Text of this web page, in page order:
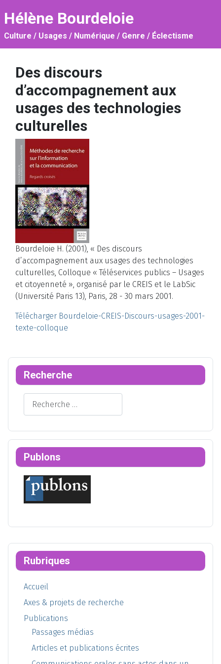
Hélène Bourdeloie
Culture / Usages / Numérique / Genre / Éclectisme
Rubriques
Accueil
Axes & projets de recherche
Publications
Passages médias
Articles et publications écrites
Des discours
d’accompagnement aux
usages des technologies
culturelles
Bourdeloie H. (2001), « Des discours
d’accompagnement aux usages des technologies
culturelles, Colloque « Téléservices publics – Usages
et citoyenneté », organisé par le CREIS et le LabSic
(Université Paris 13), Paris, 28 - 30 mars 2001.
Télécharger Bourdeloie-CREIS-Discours-usages-2001-
texte-colloque
Recherche
Rechercher
Publons